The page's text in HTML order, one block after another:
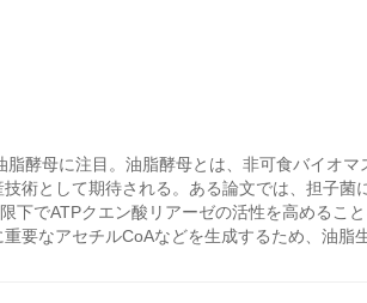
酵母に注目。油脂酵母とは、非可食バイオマ
術として期待される。ある論文では、担子菌
下でATPクエン酸リアーゼの活性を高めること
要なアセチルCoAなどを生成するため、油脂